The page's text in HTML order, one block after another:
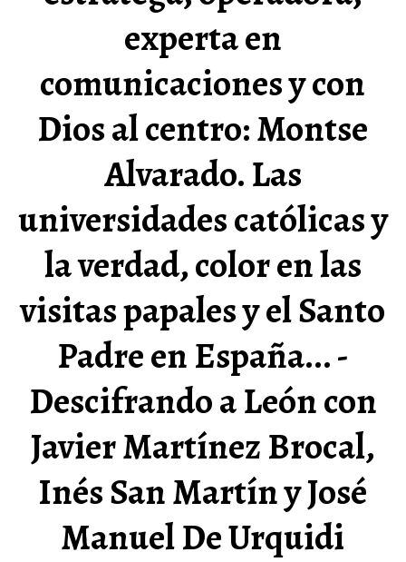
experta en
comunicaciones y con
Dios al centro: Montse
Alvarado. Las
universidades católicas y
la verdad, color en las
visitas papales y el Santo
Padre en España... -
Descifrando a León con
Javier Martínez Brocal,
Inés San Martín y José
Manuel De Urquidi